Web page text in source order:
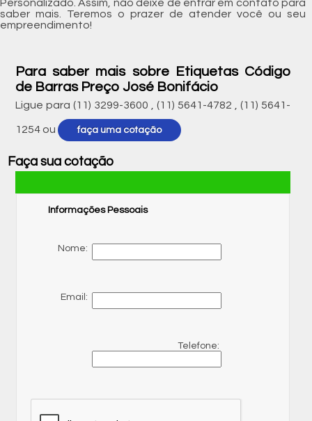
Personalizado. Assim, não deixe de entrar em contato para
saber mais. Teremos o prazer de atender você ou seu
empreendimento!
Para saber mais sobre Etiquetas Código
de Barras Preço José Bonifácio
Ligue para (11) 3299-3600 ,(11) 5641-4782 ,(11) 5641-
1254 ou faça uma cotação
Faça sua cotação
Informações Pessoais
Nome:
Email:
Telefone: